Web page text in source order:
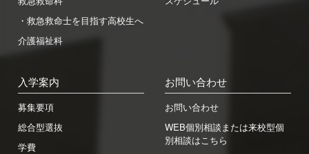
・救急救命士を目指す高校生へ
介護福祉科
入学案内
募集要項
総合型選抜
学費
お問い合わせ
お問い合わせ
WEB個別相談または来校型個
別相談はこちら